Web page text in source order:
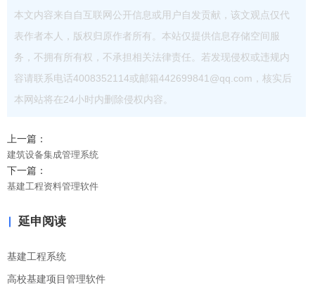
本文内容来自自互联网公开信息或用户自发贡献，该文观点仅代
表作者本人，版权归原作者所有。本站仅提供信息存储空间服
务，不拥有所有权，不承担相关法律责任。若发现侵权或违规内
容请联系电话4008352114或邮箱442699841@qq.com，核实后
本网站将在24小时内删除侵权内容。
上一篇：
建筑设备集成管理系统
下一篇：
基建工程资料管理软件
延申阅读
基建工程系统
高校基建项目管理软件